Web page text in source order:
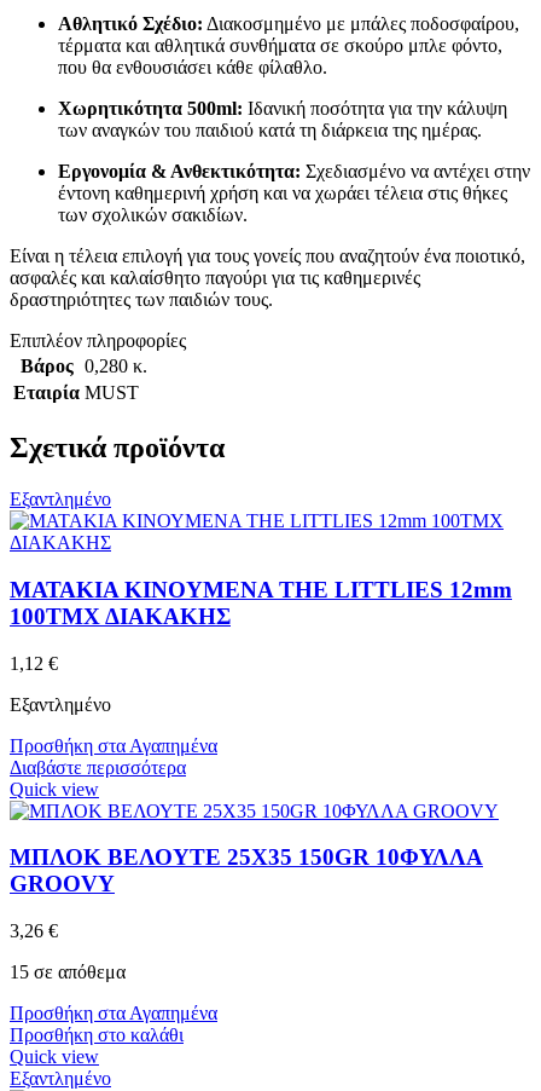
Αθλητικό Σχέδιο: Διακοσμημένο με μπάλες ποδοσφαίρου,
τέρματα και αθλητικά συνθήματα σε σκούρο μπλε φόντο,
που θα ενθουσιάσει κάθε φίλαθλο.
Χωρητικότητα 500ml: Ιδανική ποσότητα για την κάλυψη
των αναγκών του παιδιού κατά τη διάρκεια της ημέρας.
Εργονομία & Ανθεκτικότητα: Σχεδιασμένο να αντέχει στην
έντονη καθημερινή χρήση και να χωράει τέλεια στις θήκες
των σχολικών σακιδίων.
Είναι η τέλεια επιλογή για τους γονείς που αναζητούν ένα ποιοτικό,
ασφαλές και καλαίσθητο παγούρι για τις καθημερινές
δραστηριότητες των παιδιών τους.
Επιπλέον πληροφορίες
Βάρος 0,280 κ.
Εταιρία MUST
Σχετικά προϊόντα
Εξαντλημένο
ΜΑΤΑΚΙΑ ΚΙΝΟΥΜΕΝΑ THE LITTLIES 12mm
100ΤΜΧ ΔΙΑΚΑΚΗΣ
1,12 €
Εξαντλημένο
Προσθήκη στα Αγαπημένα
Διαβάστε περισσότερα
Quick view
ΜΠΛΟΚ ΒΕΛΟΥΤΕ 25X35 150GR 10ΦΥΛΛΑ
GROOVY
3,26 €
15 σε απόθεμα
Προσθήκη στα Αγαπημένα
Προσθήκη στο καλάθι
Quick view
Εξαντλημένο